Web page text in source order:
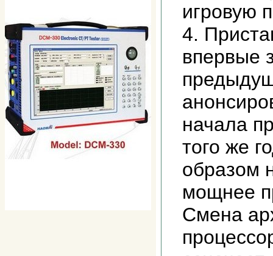
игровую
4.
впервые
начала
того же
образом
мощнее
Смена